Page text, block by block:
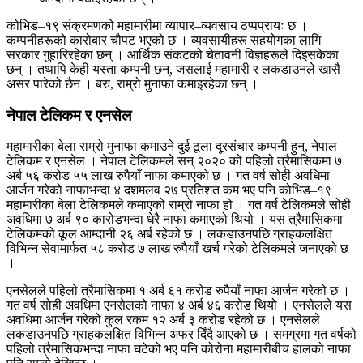
कोभिड–१९ संक्रमणको महामारीमा व्यापार–व्यवसाय ठप्पप्रायः छ ।
कम्पनीहरूको कारोबार चौपट भएको छ । व्यवसायीहरू सहयोगका लागि
सरकार गुहारिरहेका छन् । आर्थिक संकटको चेतावनी विज्ञहरूले दिइसकेका
छन् । तथापि केही यस्ता कम्पनी छन्, जसलाई महामारी र लकडाउनले खासै
असर पारेको छैन । बरु, राम्रो मुनाफा कमाइरहेका छन् ।
नेपाल टेलिकम र एनसेल
महामारीका बेला राम्रो मुनाफा कमाउने दुई ठूला दूरसंचार कम्पनी हुन्, नेपाल
टेलिकम र एनसेल । नेपाल टेलिकमले सन् २०२० को पहिलो त्रैमासिकमा ७
अर्ब ५६ करोड ५५ लाख रुपैयाँ नाफा कमाएको छ । गत वर्ष सोही अवधिमा
आर्जन गरेको नाफाभन्दा ४ दशमलव २७ प्रतिशत कम भए पनि कोभिड–१९
महामारीका बेला टेलिकमले कमाएको राम्रो नाफा हो । गत वर्ष टेलिकमले सोही
अवधिमा ७ अर्ब ९० कारोडभन्दा धेरै नाफा कमाएको थियो । यस त्रैमासिकमा
टेलिकमको कूल आम्दानी २६ अर्ब रहेको छ । लकडाउनपछि ग्राहकलक्षित
विभिन्न सेवामार्फत ५८ करोड ७ लाख रुपैयाँ खर्च गरेको टेलिकमले जनाएको छ
।
एनसेलले पहिलो त्रैमासिकमा १ अर्ब ६१ करोड रुपैयाँ नाफा आर्जन गरेको छ ।
गत वर्ष सोही अवधिमा एनसेलको नाफा ४ अर्ब ४६ करोड थियो । एनसेलले यस
अवधिमा आर्जन गरेको कुल रकम १२ अर्ब ३ करोड रहेको छ । एनसेलले
लकडाउनपछि ग्राहकलक्षित विभिन्न अफर दिँदै आएको छ । समग्रमा गत वर्षको
पहिलो त्रैमासिकभन्दा नाफा घटेको भए पनि कोरोना महामारीबीच हालको नाफा